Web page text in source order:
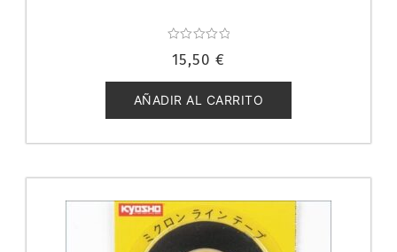
con
de
5
15,50 €
AÑADIR AL CARRITO